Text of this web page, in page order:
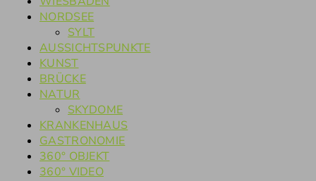
NORDSEE
SYLT
AUSSICHTSPUNKTE
KUNST
BRÜCKE
NATUR
SKYDOME
KRANKENHAUS
GASTRONOMIE
360° OBJEKT
360° VIDEO